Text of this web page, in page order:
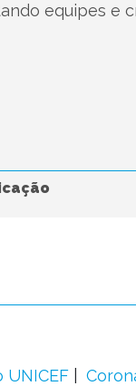
equipes e
UNICEF